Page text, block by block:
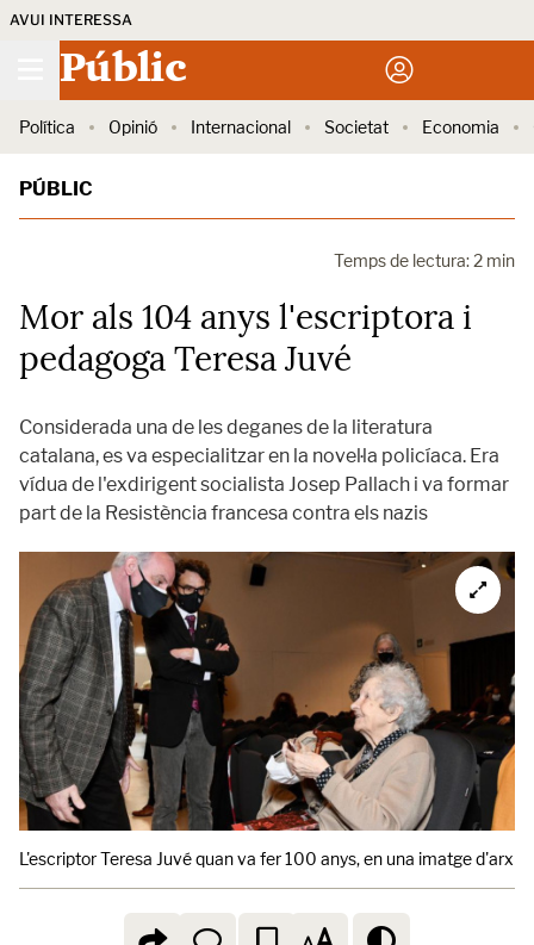
AVUI INTERESSA
Públic
Política Opinió Internacional Societat Economia
PÚBLIC
Temps de lectura: 2 min
Mor als 104 anys l'escriptora i
pedagoga Teresa Juvé
Considerada una de les deganes de la literatura
catalana, es va especialitzar en la novel·la policíaca. Era
vídua de l'exdirigent socialista Josep Pallach i va formar
part de la Resistència francesa contra els nazis
L'escriptor Teresa Juvé quan va fer 100 anys, en una imatge d'arxiu.